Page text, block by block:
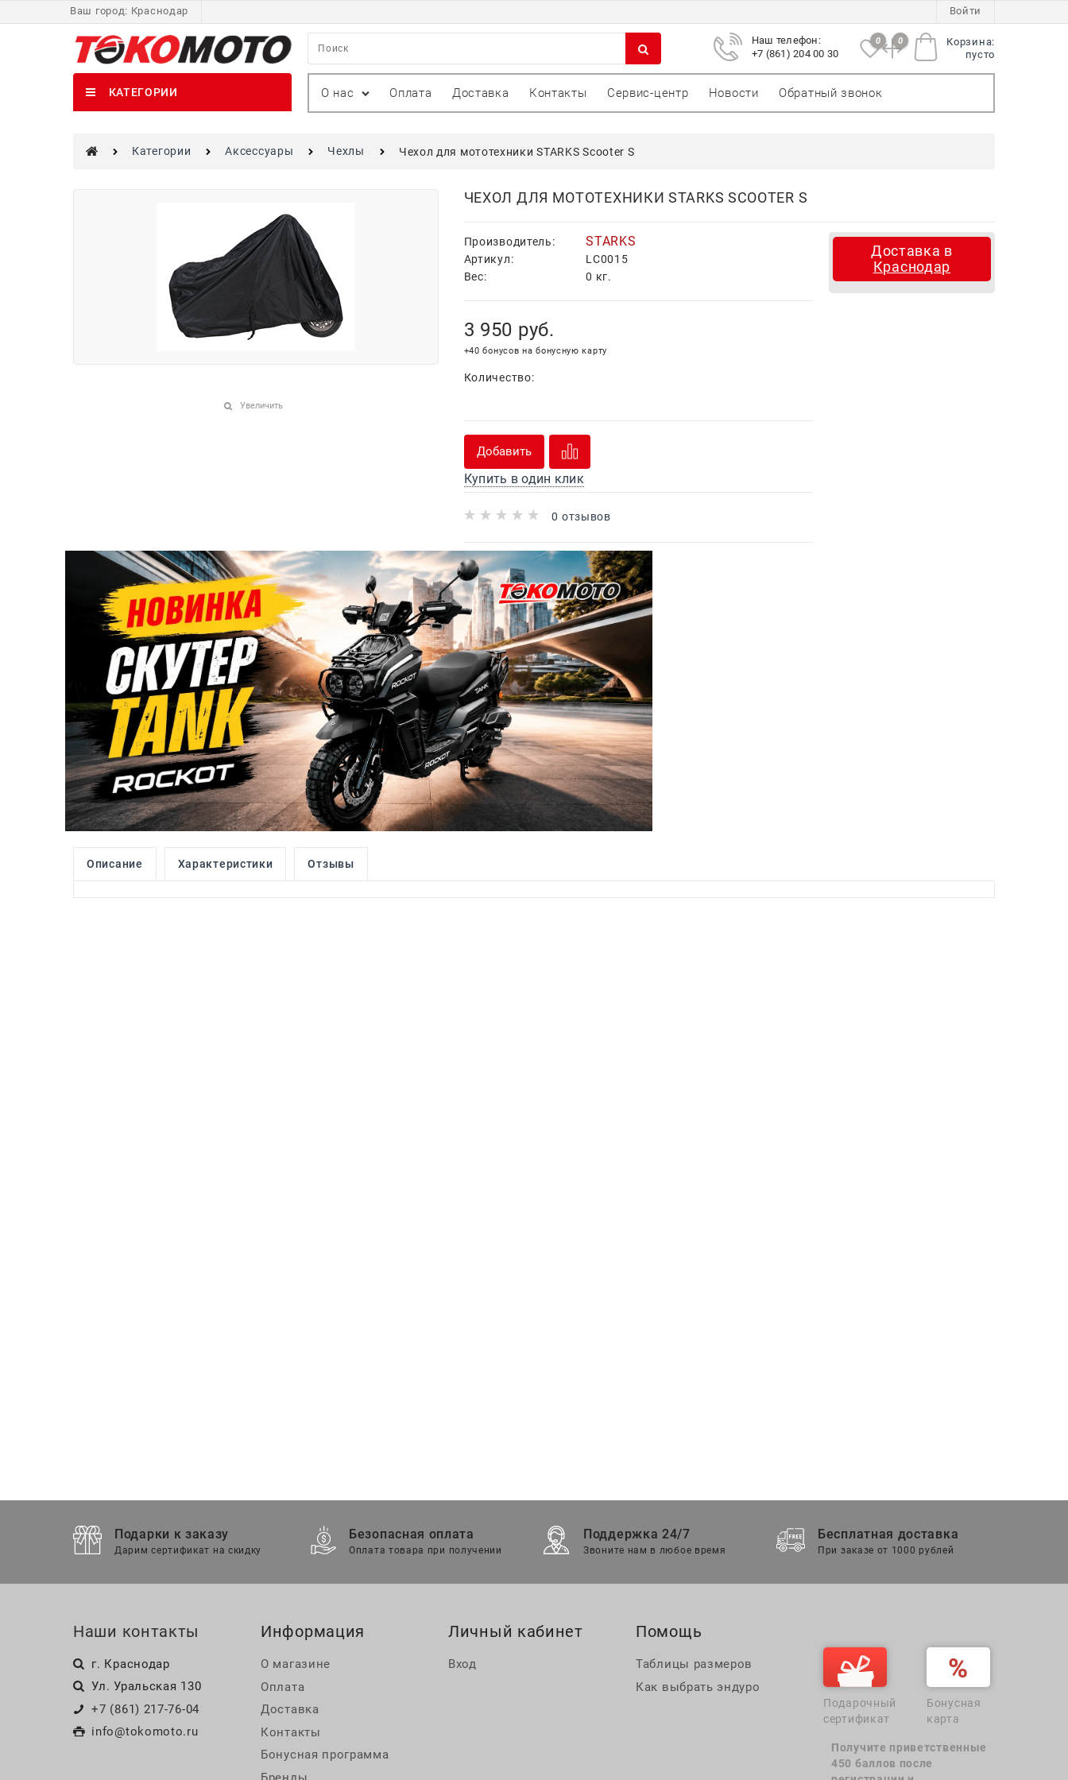
Ваш город: Краснодар Войти
Корзина:
пусто
0 0
Наш телефон:
+7 (861) 204 00 30
КАТЕГОРИИ О нас Оплата Доставка Контакты Сервис-центр Новости Обратный звонок
Категории Аксессуары Чехлы Чехол для мототехники STARKS Scooter S
Увеличить
ЧЕХОЛ ДЛЯ МОТОТЕХНИКИ STARKS SCOOTER S
Производитель: STARKS
Артикул:
LC0015
Вес:
0 кг.
3 950 руб.
+40 бонусов на бонусную карту
Количество:
Добавить
Купить в один клик
0 отзывов
Доставка в
Краснодар
Описание Характеристики Отзывы
Подарки к заказу
Дарим сертификат на скидку
Безопасная оплата
Оплата товара при получении
Поддержка 24/7
Звоните нам в любое время
Бесплатная доставка
При заказе от 1000 рублей
Наши контакты
г. Краснодар
Ул. Уральская 130
+7 (861) 217-76-04
info@tokomoto.ru
Информация
О магазине
Оплата
Доставка
Контакты
Бонусная программа
Бренды
Личный кабинет
Вход
Помощь
Таблицы размеров
Как выбрать эндуро
Подарочный
сертификат
Бонусная
карта
Получите приветственные
450 баллов после